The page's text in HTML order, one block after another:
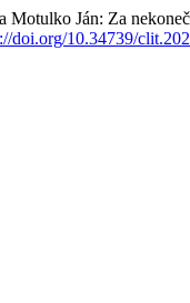
Motulko Ján: Za
doi.org/10.34739/